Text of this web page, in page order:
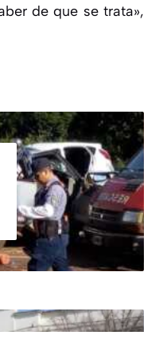
de que se trata»,